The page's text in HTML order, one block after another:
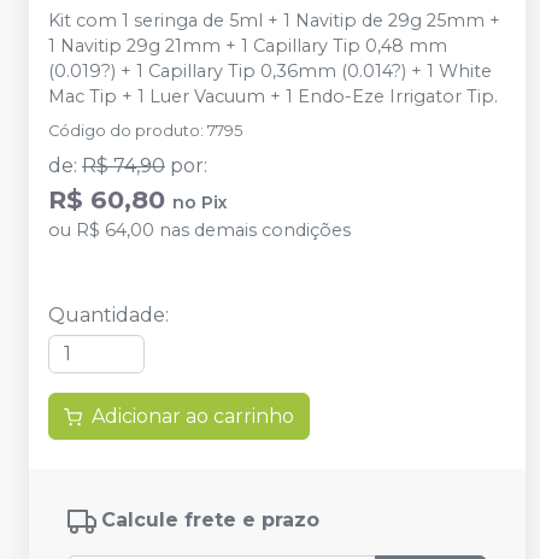
Kit com 1 seringa de 5ml + 1 Navitip de 29g 25mm +
1 Navitip 29g 21mm + 1 Capillary Tip 0,48 mm
(0.019?) + 1 Capillary Tip 0,36mm (0.014?) + 1 White
Mac Tip + 1 Luer Vacuum + 1 Endo-Eze Irrigator Tip.
Código do produto: 7795
de: R$ 74,90 por:
R$ 60,80 no Pix
ou R$ 64,00 nas demais condições
Quantidade:
Adicionar ao carrinho
Calcule frete e prazo